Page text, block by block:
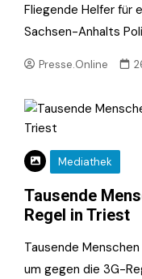
Fliegende Helfer für
Sachsen-Anhalts
Presse.Online
Mediathek
Tausende
Regel in Triest
Tausende
um gegen die 3G-